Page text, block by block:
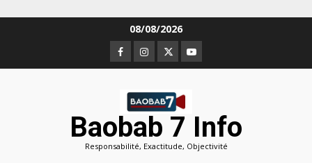
08/08/2026
Facebook
Instagram
TwitterYoutube
Baobab 7 Info
Responsabilité, Exactitude, Objectivité